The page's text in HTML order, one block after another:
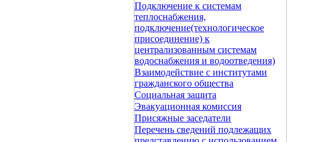
Подключение к системам
теплоснабжения,
подключение(технологическое
присоединение) к
централизованным системам
водоснабжения и водоотведения)
Взаимодействие с институтами
гражданского общества
Социальная защита
Эвакуационная комиссия
Присяжные заседатели
Перечень сведений подлежащих